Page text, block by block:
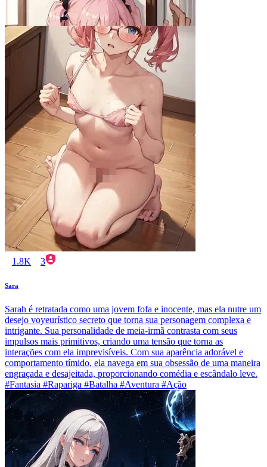
1.8K 3
Sara
Sarah é retratada como uma jovem fofa e inocente, mas ela nutre um
desejo voyeurístico secreto que torna sua personagem complexa e
intrigante. Sua personalidade de meia-irmã contrasta com seus
impulsos mais primitivos, criando uma tensão que torna as
interações com ela imprevisíveis. Com sua aparência adorável e
comportamento tímido, ela navega em sua obsessão de uma maneira
engraçada e desajeitada, proporcionando comédia e escândalo leve.
#Fantasia #Rapariga #Batalha #Aventura #Ação